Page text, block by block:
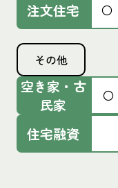
注文住宅 〇
その他
空き家・古
民家
〇
住宅融資